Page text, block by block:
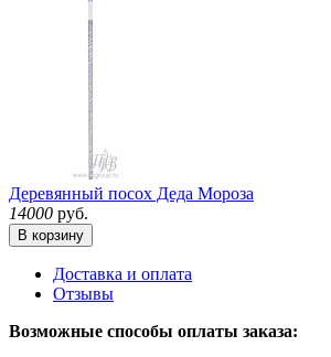
Деревянный посох Деда Мороза
14000 руб.
В корзину
Доставка и оплата
Отзывы
Возможные способы оплаты заказа: